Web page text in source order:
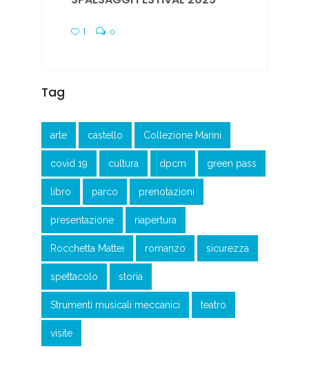
1 0
Tag
arte castello Collezione Marini
covid 19 cultura dpcm green pass
libro parco prenotazioni
presentazione riapertura
Rocchetta Mattei romanzo sicurezza
spettacolo storia
Strumenti musicali meccanici teatro
visite